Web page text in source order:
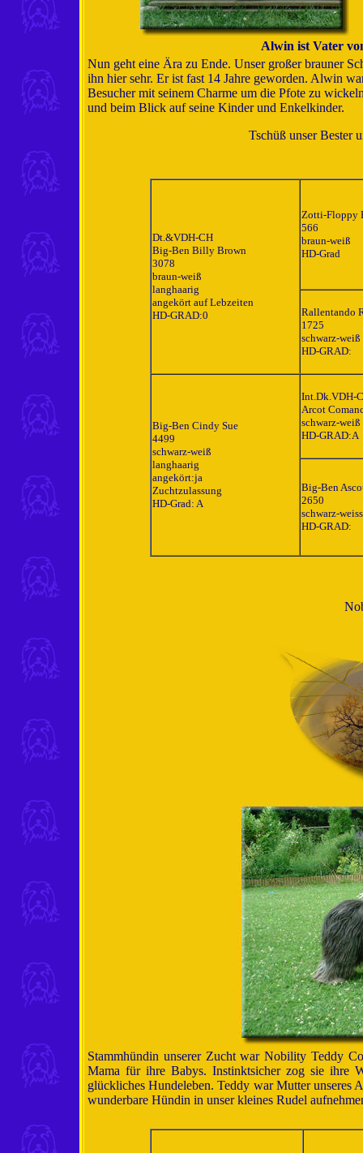
Alwin ist Vater
Nun geht eine Ära zu Ende. Unser großer brauner
ihn hier sehr. Er ist fast 14 Jahre geworden. Alwin
Besucher mit seinem Charme um die Pfote zu
und beim Blick auf seine Kinder und Enkelkinder.
Tschüß unser Bester
Dt.&VDH-CH
Big-Ben Billy Brown
3078
braun-weiß
langhaarig
angekört auf Lebzeiten
HD-GRAD:0
Zotti-Floppy
566
braun-weiß
HD-Grad
Rallentando
1725
schwarz-weiß
HD-GRAD:
Big-Ben Cindy Sue
4499
schwarz-weiß
langhaarig
angekört:ja
Zuchtzulassung
HD-Grad: A
Int.Dk.VDH-
Arcot
schwarz-weiß
HD-GRAD:A
Big-Ben
2650
schwarz-weiss
HD-GRAD:
Stammhündin unserer Zucht war Nobility Teddy
Mama für ihre Babys. Instinktsicher zog sie ihre
glückliches Hundeleben. Teddy war Mutter unseres
wunderbare Hündin in unser kleines Rudel